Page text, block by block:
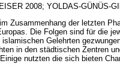
2008; YOLDAS-GÜNÜS-
Zusammenhang der letzten
Die Folgen sind für die
Gelehrten
in den städtischen Zentren
nutzten die sich bieten